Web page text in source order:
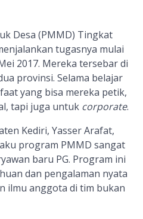
Desa (PMMD) Tingkat
tugasnya mulai
2017. Mereka tersebar di
provinsi. Selama belajar
yang bisa mereka petik,
tapi juga untuk corporate.
Kediri, Yasser Arafat,
program PMMD sangat
baru PG. Program ini
dan pengalaman nyata
ilmu anggota di tim bukan